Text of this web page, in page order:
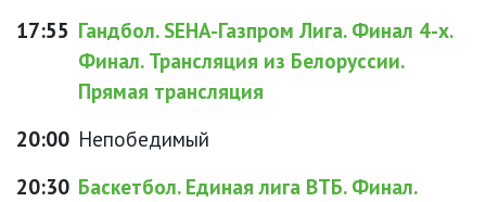
17:55 Гандбол. SEHA-Газпром Лига. Финал 4-х.
Финал. Трансляция из Белоруссии.
Прямая трансляция
20:00 Непобедимый
20:30 Баскетбол. Единая лига ВТБ. Финал.